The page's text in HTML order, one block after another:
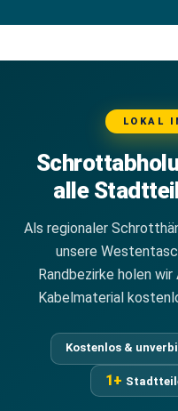
LOKAL
alle
Als regionaler
unsere
Randbezirke holen
Kabelmaterial
Kostenlos &
1+